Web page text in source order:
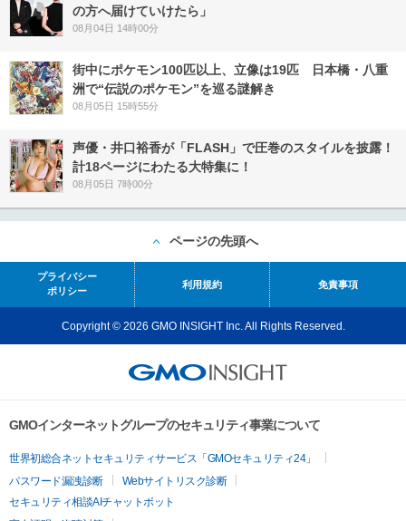
の方へ届けていけたら」
08月04日 14時00分
街中にポケモン100匹以上、立像は19匹 日本橋・八重
洲で“伝説のポケモン”を巡る謎解き
08月05日 15時55分
声優・井口裕香が「FLASH」で圧巻のスタイルを披露！
計18ページにわたる大特集に！
08月05日 7時00分
ページの先頭へ
プライバシー
ポリシー
利用規約 免責事項
Copyright © 2026 GMO INSIGHT Inc. All Rights Reserved.
GMOインターネットグループのセキュリティ事業について
世界初総合ネットセキュリティサービス「GMOセキュリティ24」
パスワード漏洩診断
Webサイトリスク診断
セキュリティ相談AIチャットボット